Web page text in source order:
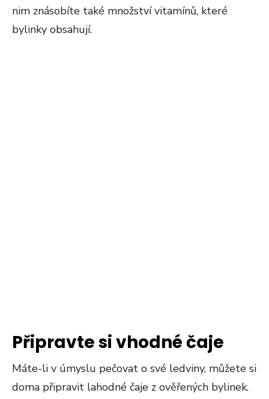
nim znásobíte také množství vitamínů, které
bylinky obsahují.
Připravte si vhodné čaje
Máte-li v úmyslu pečovat o své ledviny, můžete si
doma připravit lahodné čaje z ověřených bylinek.